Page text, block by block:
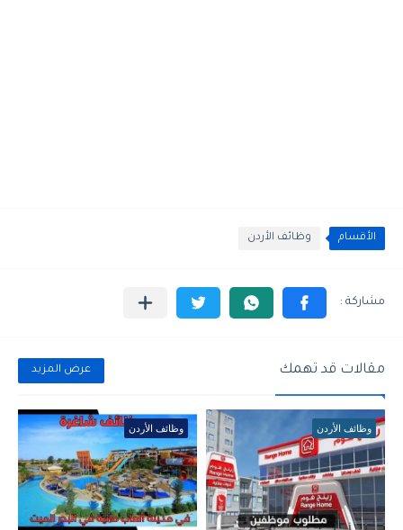
الأقسام وظائف الأردن
مقالات قد تهمك عرض المزيد
وظائف الأردن وظائف الأردن